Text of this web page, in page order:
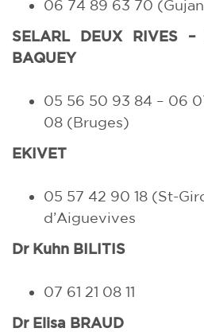
06 74 89 63 70
SELARL DEUX RIVES –
BAQUEY
05 56 50 93 84 – 06
08 (Bruges)
EKIVET
05 57 42 90 18 (St-
d’Aiguevives
Dr Kuhn BILITIS
07 61 21 08 11
Dr Elisa BRAUD